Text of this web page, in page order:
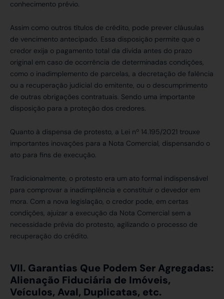
conhecimento prévio.
Assim como outros títulos de crédito, pode prever cláusulas
de vencimento antecipado. Essa disposição permite que o
credor exija o pagamento total da dívida antes do prazo
original em caso de ocorrência de determinadas condições,
como o inadimplemento de parcelas, a decretação de falência
ou a recuperação judicial do emitente, ou o descumprimento
de outras obrigações contratuais. Sendo uma importante
disposição para a proteção dos credores.
Quanto à dispensa de protesto, a Lei nº 14.195/2021 trouxe
importantes inovações para a Nota Comercial, dispensando o
ato para fins de execução.
Tradicionalmente, o protesto era um ato formal indispensável
para comprovar a inadimplência e constituir o devedor em
mora. Com a nova legislação, o credor pode, em certas
condições, ajuizar a execução da Nota Comercial sem a
necessidade prévia do protesto, agilizando o processo de
recuperação do crédito.
VII. Garantias Que Podem Ser Agregadas:
Alienação Fiduciária de Imóveis,
Veículos, Aval, Duplicatas, etc.